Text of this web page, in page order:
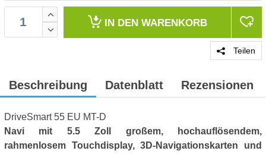
IN DEN WARENKORB
Teilen
Beschreibung Datenblatt Rezensionen
DriveSmart 55 EU MT-D
Navi mit 5.5 Zoll großem, hochauflösendem,
rahmenlosem Touchdisplay, 3D-Navigationskarten und